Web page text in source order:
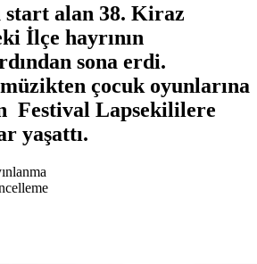
start alan 38. Kiraz
İlçe hayrının
sona erdi.
çocuk oyunlarına
Festival Lapsekililere
yaşattı.